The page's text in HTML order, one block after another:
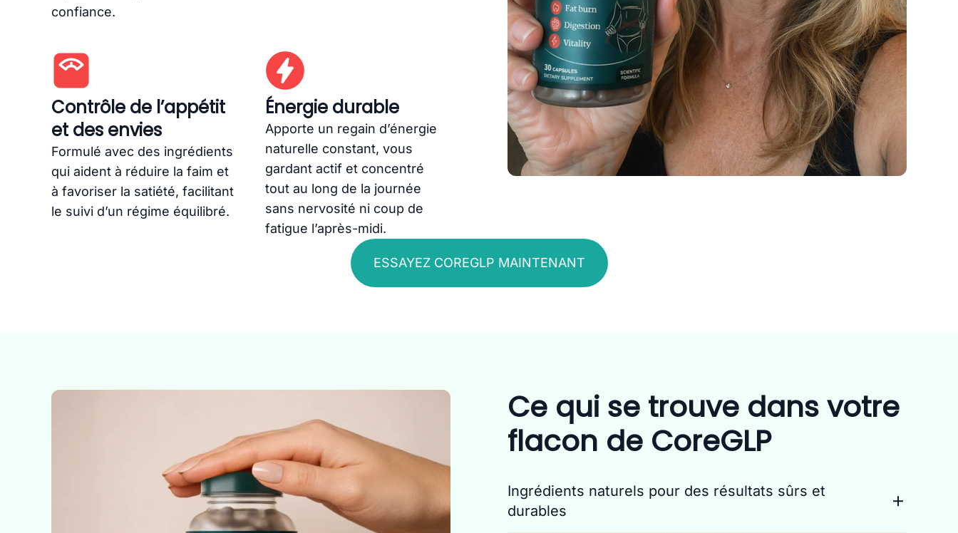
confiance.
Contrôle de l’appétit
et des envies
Formulé avec des ingrédients
qui aident à réduire la faim et
à favoriser la satiété, facilitant
le suivi d’un régime équilibré.
Énergie durable
Apporte un regain d’énergie
naturelle constant, vous
gardant actif et concentré
tout au long de la journée
sans nervosité ni coup de
fatigue l’après-midi.
ESSAYEZ COREGLP MAINTENANT
Ce qui se trouve dans votre
flacon de CoreGLP
Ingrédients naturels pour des résultats sûrs et
durables